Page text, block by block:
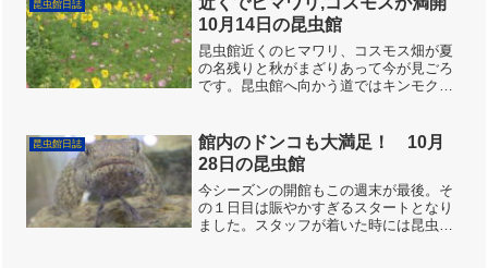
昆虫館日誌
10月14日の昆虫館
昆虫館近くのヒマワリ、コスモス畑が夏
の名残りと秋がまざりあって今が見ごろ
です。昆虫館へ向かう道ではキンモクセ
ンミンゼミとツクツクボウシのメスを見
かけました。朝方からだん...
昆虫館日誌
館内のドンコも大満足！ 10月
28日の昆虫館
今シーズンの開館もこの週末が最後。そ
の１日目は賑やかすぎるスタートとなり
ました。スタッフが着いた時には昆虫館